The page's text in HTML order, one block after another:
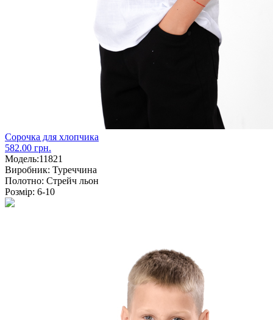
Сорочка для хлопчика
582.00 грн.
Модель:11821
Виробник: Туреччина
Полотно: Стрейч льон
Розмір: 6-10